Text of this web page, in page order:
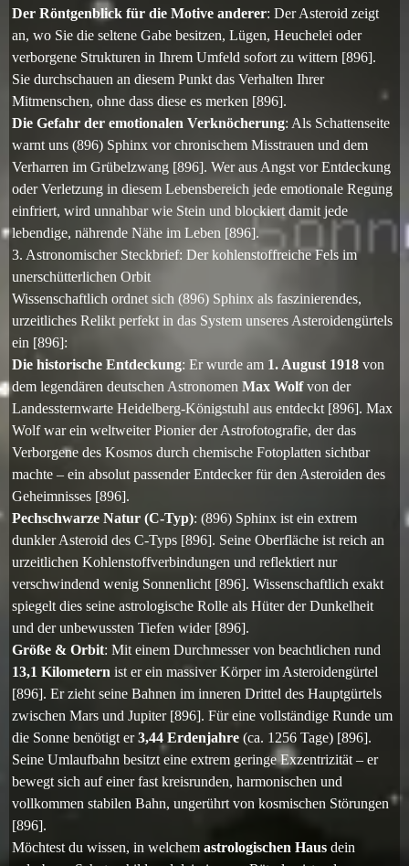
Der Röntgenblick für die Motive anderer: Der Asteroid zeigt
an, wo Sie die seltene Gabe besitzen, Lügen, Heuchelei oder
verborgene Strukturen in Ihrem Umfeld sofort zu wittern [896].
Sie durchschauen an diesem Punkt das Verhalten Ihrer
Mitmenschen, ohne dass diese es merken [896].
Die Gefahr der emotionalen Verknöcherung: Als Schattenseite
warnt uns (896) Sphinx vor chronischem Misstrauen und dem
Verharren im Grübelzwang [896]. Wer aus Angst vor Entdeckung
oder Verletzung in diesem Lebensbereich jede emotionale Regung
einfriert, wird unnahbar wie Stein und blockiert damit jede
lebendige, nährende Nähe im Leben [896].
3. Astronomischer Steckbrief: Der kohlenstoffreiche Fels im
unerschütterlichen Orbit
Wissenschaftlich ordnet sich (896) Sphinx als faszinierendes,
urzeitliches Relikt perfekt in das System unseres Asteroidengürtels
ein [896]:
Die historische Entdeckung: Er wurde am 1. August 1918 von
dem legendären deutschen Astronomen Max Wolfvon der
Landessternwarte Heidelberg-Königstuhl aus entdeckt [896]. Max
Wolf war ein weltweiter Pionier der Astrofotografie, der das
Verborgene des Kosmos durch chemische Fotoplatten sichtbar
machte – ein absolut passender Entdecker für den Asteroiden des
Geheimnisses [896].
Pechschwarze Natur (C-Typ): (896) Sphinx ist ein extrem
dunkler Asteroid des C-Typs [896]. Seine Oberfläche ist reich an
urzeitlichen Kohlenstoffverbindungen und reflektiert nur
verschwindend wenig Sonnenlicht [896]. Wissenschaftlich exakt
spiegelt dies seine astrologische Rolle als Hüter der Dunkelheit
und der unbewussten Tiefen wider [896].
Größe & Orbit: Mit einem Durchmesser von beachtlichen rund
13,1 Kilometern ist er ein massiver Körper im Asteroidengürtel
[896]. Er zieht seine Bahnen im inneren Drittel des Hauptgürtels
zwischen Mars und Jupiter [896]. Für eine vollständige Runde um
die Sonne benötigt er3,44 Erdenjahre (ca. 1256 Tage) [896].
Seine Umlaufbahn besitzt eine extrem geringe Exzentrizität – er
bewegt sich auf einer fast kreisrunden, harmonischen und
vollkommen stabilen Bahn, ungerührt von kosmischen Störungen
[896].
Möchtest du wissen, in welchem astrologischen Haus dein